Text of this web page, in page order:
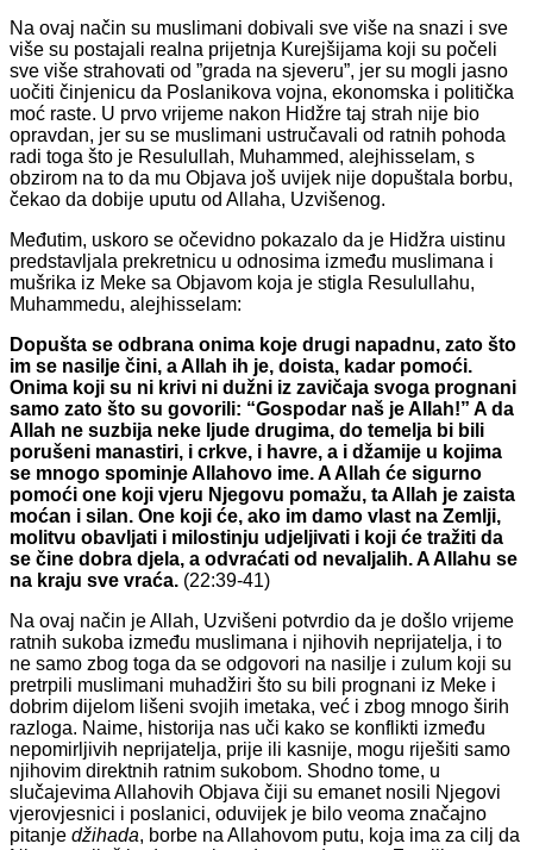
Na ovaj način su muslimani dobivali sve više na snazi i sve
više su postajali realna prijetnja Kurejšijama koji su počeli
sve više strahovati od ”grada na sjeveru”, jer su mogli jasno
uočiti činjenicu da Poslanikova vojna, ekonomska i politička
moć raste. U prvo vrijeme nakon Hidžre taj strah nije bio
opravdan, jer su se muslimani ustručavali od ratnih pohoda
radi toga što je Resulullah, Muhammed, alejhisselam, s
obzirom na to da mu Objava još uvijek nije dopuštala borbu,
čekao da dobije uputu od Allaha, Uzvišenog.
Međutim, uskoro se očevidno pokazalo da je Hidžra uistinu
predstavljala prekretnicu u odnosima između muslimana i
mušrika iz Meke sa Objavom koja je stigla Resulullahu,
Muhammedu, alejhisselam:
Dopušta se odbrana onima koje drugi napadnu, zato što
im se nasilje čini, a Allah ih je, doista, kadar pomoći.
Onima koji su ni krivi ni dužni iz zavičaja svoga prognani
samo zato što su govorili: “Gospodar naš je Allah!” A da
Allah ne suzbija neke ljude drugima, do temelja bi bili
porušeni manastiri, i crkve, i havre, a i džamije u kojima
se mnogo spominje Allahovo ime. A Allah će sigurno
pomoći one koji vjeru Njegovu pomažu, ta Allah je zaista
moćan i silan. One koji će, ako im damo vlast na Zemlji,
molitvu obavljati i milostinju udjeljivati i koji će tražiti da
se čine dobra djela, a odvraćati od nevaljalih. A Allahu se
na kraju sve vraća. (22:39-41)
Na ovaj način je Allah, Uzvišeni potvrdio da je došlo vrijeme
ratnih sukoba između muslimana i njihovih neprijatelja, i to
ne samo zbog toga da se odgovori na nasilje i zulum koji su
pretrpili muslimani muhadžiri što su bili prognani iz Meke i
dobrim dijelom lišeni svojih imetaka, već i zbog mnogo širih
razloga. Naime, historija nas uči kako se konflikti između
nepomirljivih neprijatelja, prije ili kasnije, mogu riješiti samo
njihovim direktnih ratnim sukobom. Shodno tome, u
slučajevima Allahovih Objava čiji su emanet nosili Njegovi
vjerovjesnici i poslanici, oduvijek je bilo veoma značajno
pitanje džihada, borbe na Allahovom putu, koja ima za cilj da